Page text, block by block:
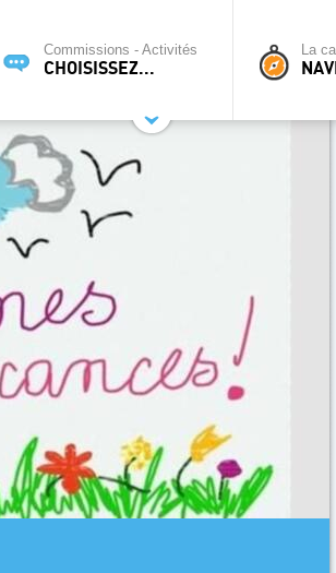
Commissions - Activités
CHOISISSEZ...
La